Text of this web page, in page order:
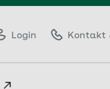
Login Kontakt